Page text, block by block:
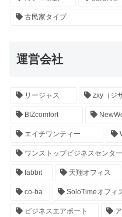
古民家タイプ
運営会社
リージャス zxy（ジ
BIZcomfort
エイチワンティー
ワンストップビジネスセンター
fabbit 天翔オフィス
co-ba SoloTimeオフィ
ビジネスエアポート